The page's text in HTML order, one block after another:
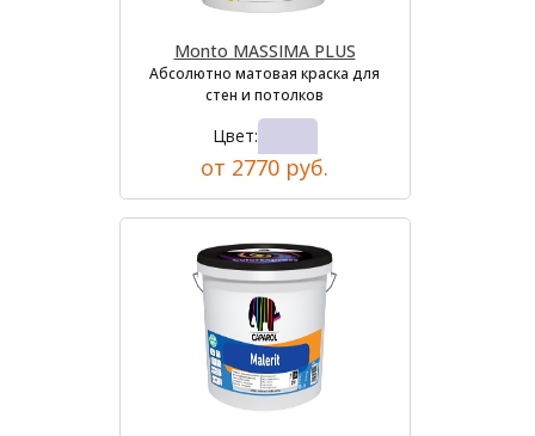
Monto MASSIMA PLUS
Абсолютно матовая краска для
стен и потолков
Цвет:
от 2770 руб.